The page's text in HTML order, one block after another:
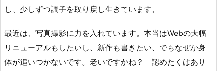
し、少しずつ調子を取り戻し生きています。
最近は、写真撮影に力を入れています。本当はWebの大幅
リニューアルもしたいし、新作も書きたい、でもなぜか身
体が追いつかないです。老いですかね？ 認めたくはあり